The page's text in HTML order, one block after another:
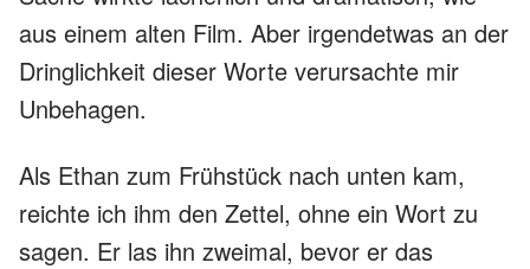
aus einem alten Film. Aber irgendetwas an der
Dringlichkeit dieser Worte verursachte mir
Unbehagen.
Als Ethan zum Frühstück nach unten kam,
reichte ich ihm den Zettel, ohne ein Wort zu
sagen. Er las ihn zweimal, bevor er das